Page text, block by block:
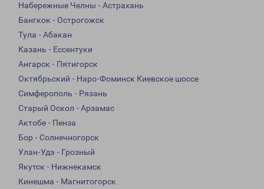
Набережные Челны - Астрахань
Бангкок - Острогожск
Тула - Абакан
Казань - Ессентуки
Ангарск - Пятигорск
Октябрьский - Наро-Фоминск Киевское шоссе
Симферополь - Рязань
Старый Оскол - Арзамас
Актобе - Пенза
Бор - Солнечногорск
Улан-Удэ - Грозный
Якутск - Нижнекамск
Кинешма - Магнитогорск